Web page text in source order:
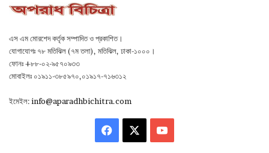
এস এম মোরশেদ কর্তৃক সম্পাদিত ও প্রকাশিত।
যোগাযোগঃ ৭৮ মতিঝিল (৭ম তলা), মতিঝিল, ঢাকা-১০০০।
ফোনঃ +৮৮-০২-৯৫৭০৯৩৩
মোবাইলঃ ০১৯১১-৩৮৫৯৭০,০১৯১৭-৭১৬৩১২
ইমেইল:info@aparadhbichitra.com
Facebook YouTube